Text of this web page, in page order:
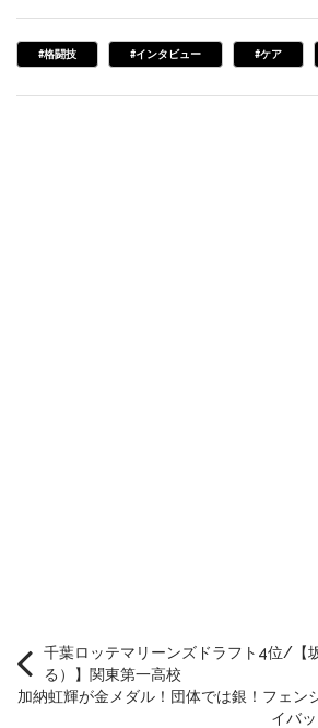
#格闘技 #インタビュー #ケア
千葉ロッテマリーンズドラフト4位/【
る）】関東第一高校
加納虹輝が金メダル！団体では銀！フェン
イバ